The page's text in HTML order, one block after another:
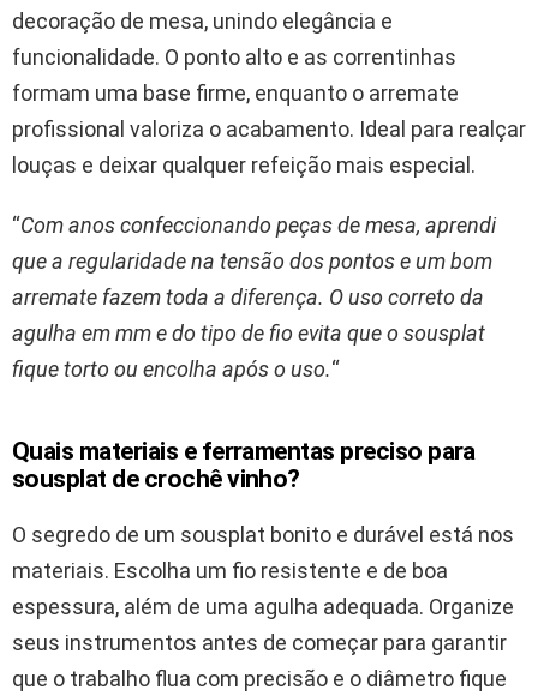
decoração de mesa, unindo elegância e
funcionalidade. O ponto alto e as correntinhas
formam uma base firme, enquanto o arremate
profissional valoriza o acabamento. Ideal para realçar
louças e deixar qualquer refeição mais especial.
“Com anos confeccionando peças de mesa, aprendi
que a regularidade na tensão dos pontos e um bom
arremate fazem toda a diferença. O uso correto da
agulha em mm e do tipo de fio evita que o sousplat
fique torto ou encolha após o uso.“
Quais materiais e ferramentas preciso para
sousplat de crochê vinho?
O segredo de um sousplat bonito e durável está nos
materiais. Escolha um fio resistente e de boa
espessura, além de uma agulha adequada. Organize
seus instrumentos antes de começar para garantir
que o trabalho flua com precisão e o diâmetro fique